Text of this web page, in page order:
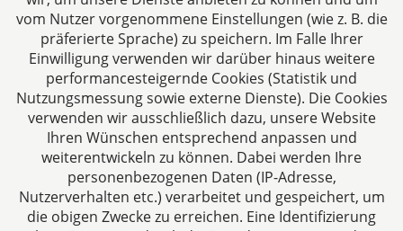
Das europäische Kanzlei-Netzwerk
vom Nutzer vorgenommene Einstellungen (wie z. B. die
präferierte Sprache) zu speichern. Im Falle Ihrer
Einwilligung verwenden wir darüber hinaus weitere
performancesteigernde Cookies (Statistik und
Nutzungsmessung sowie externe Dienste). Die Cookies
verwenden wir ausschließlich dazu, unsere Website
Ihren Wünschen entsprechend anpassen und
weiterentwickeln zu können. Dabei werden Ihre
personenbezogenen Daten (IP-Adresse,
Nutzerverhalten etc.) verarbeitet und gespeichert, um
die obigen Zwecke zu erreichen. Eine Identifizierung